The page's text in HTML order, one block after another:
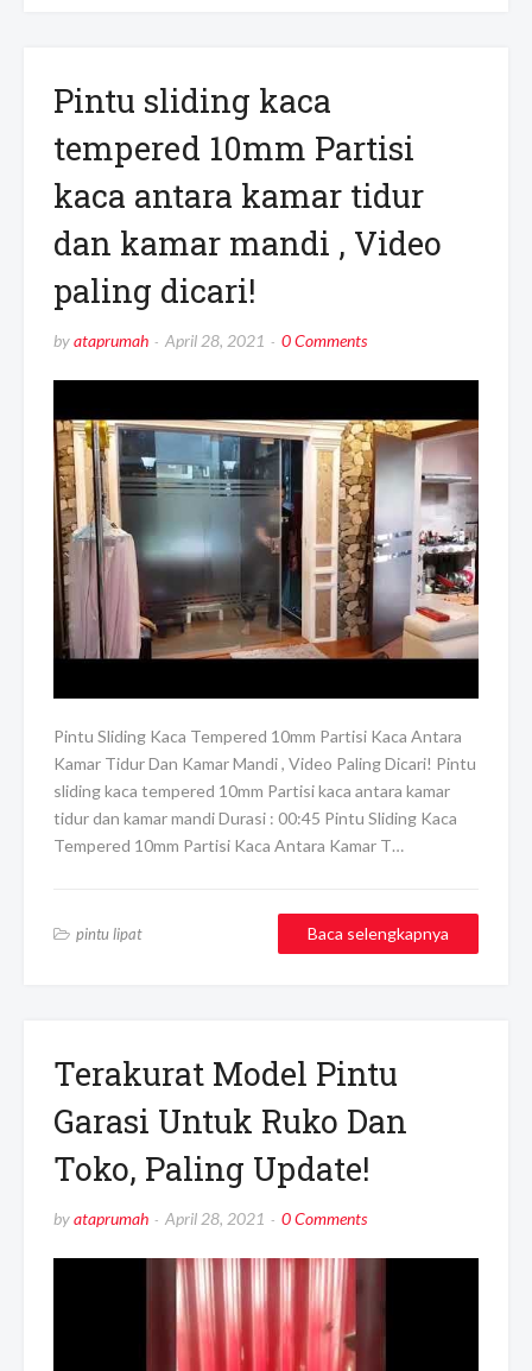
Pintu sliding kaca
tempered 10mm Partisi
kaca antara kamar tidur
dan kamar mandi , Video
paling dicari!
byataprumah April 28, 2021 0 Comments
Pintu Sliding Kaca Tempered 10mm Partisi Kaca Antara
Kamar Tidur Dan Kamar Mandi , Video Paling Dicari! Pintu
sliding kaca tempered 10mm Partisi kaca antara kamar
tidur dan kamar mandi Durasi : 00:45 Pintu Sliding Kaca
Tempered 10mm Partisi Kaca Antara Kamar T…
pintu lipat Baca selengkapnya
Terakurat Model Pintu
Garasi Untuk Ruko Dan
Toko, Paling Update!
byataprumah April 28, 2021 0 Comments